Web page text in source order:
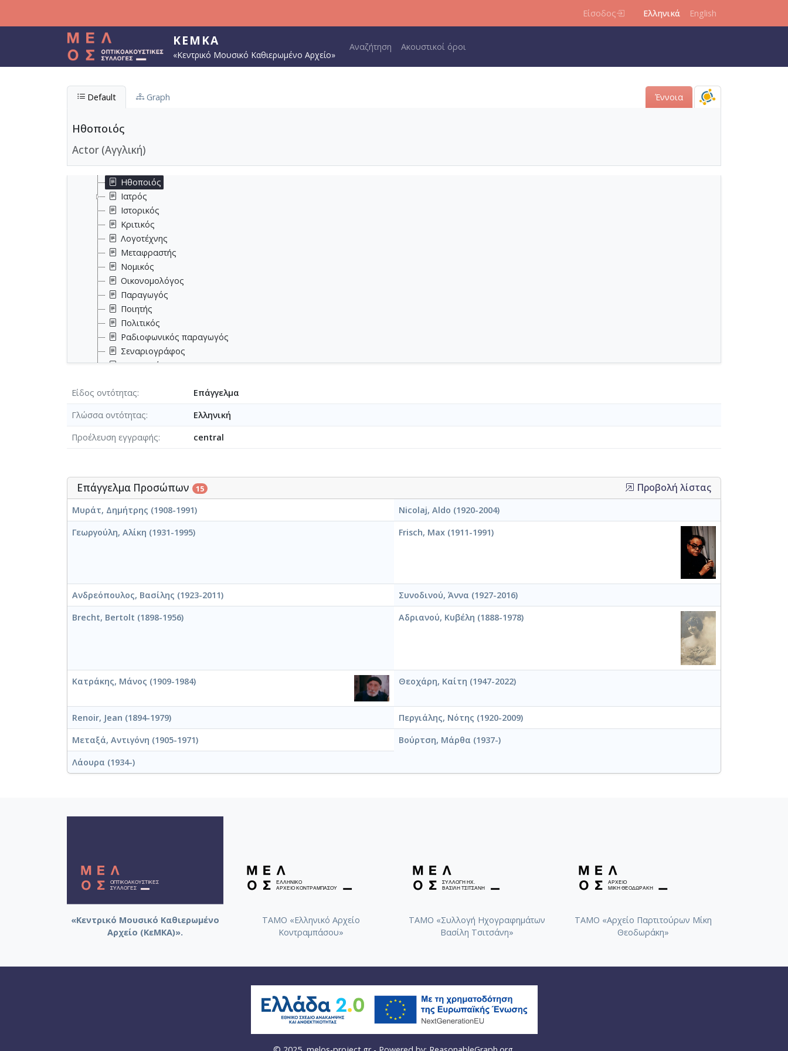
Είσοδος Ελληνικά English
ΚΕΜΚΑ
«Κεντρικό Μουσικό Καθιερωμένο Αρχείο»
Main navigation
Αναζήτηση Ακουστικοί όροι
Default Graph Έννοια
Ηθοποιός
Actor (Αγγλική)
Επάγγελμα
Αρχιτέκτονας
Βιβλιοθηκονόμος
Δάσκαλος
Δημοσιογράφος
Δικηγόρος
Διπλωμάτης
Εκπαιδευτικός
Ζωγράφος
Ηθοποιός
Ιατρός
Ιστορικός
Κριτικός
Λογοτέχνης
Μεταφραστής
Νομικός
Οικονομολόγος
Παραγωγός
Ποιητής
Πολιτικός
Ραδιοφωνικός παραγωγός
Σεναριογράφος
Σκηνογράφος
Στρατιωτικός
Τηλεοπτικός παραγωγός
Φαρμακοποιός
Είδος οντότητας
Επάγγελμα
Γλώσσα οντότητας
Ελληνική
Προέλευση εγγραφής
central
Επάγγελμα Προσώπων 15 Προβολή λίστας
Μυράτ, Δημήτρης (1908-1991)
Nicolaj, Aldo (1920-2004)
Γεωργούλη, Αλίκη (1931-1995)
Frisch, Max (1911-1991)
Ανδρεόπουλος, Βασίλης (1923-2011)
Συνοδινού, Άννα (1927-2016)
Brecht, Bertolt (1898-1956)
Αδριανού, Κυβέλη (1888-1978)
Κατράκης, Μάνος (1909-1984) Θεοχάρη, Καίτη (1947-2022)
Renoir, Jean (1894-1979)
Περγιάλης, Νότης (1920-2009)
Μεταξά, Αντιγόνη (1905-1971)
Βούρτση, Μάρθα (1937-)
Λάουρα (1934-)
«Κεντρικό Μουσικό Καθιερωμένο
Αρχείο (ΚεΜΚΑ)».
ΤΑΜΟ «Ελληνικό Αρχείο
Κοντραμπάσου»
ΤΑΜΟ «Συλλογή Ηχογραφημάτων
Βασίλη Τσιτσάνη»
ΤΑΜΟ «Αρχείο Παρτιτούρων Μίκη
Θεοδωράκη»